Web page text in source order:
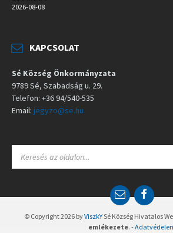
2026-08-08
KAPCSOLAT
Sé Község Önkormányzata
9789 Sé, Szabadság u. 29.
Telefon: +36 94/540-535
Email: jegyzo@se.hu
A
E
m
a
i
F
a
c
e
© Copyright 2026 byViszkYSé Község Hivatalos
emlékezete. -